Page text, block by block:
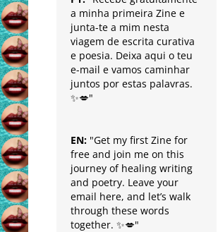
a minha primeira Zine e
junta-te a mim nesta
viagem de escrita curativa
e poesia. Deixa aqui o teu
e-mail e vamos caminhar
juntos por estas palavras.
✨💋"
EN: "Get my first Zine for
free and join me on this
journey of healing writing
and poetry. Leave your
email here, and let’s walk
through these words
together. ✨💋"